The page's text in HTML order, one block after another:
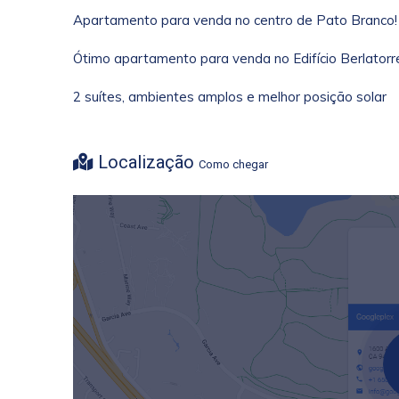
Apartamento para venda no centro de Pato
Ótimo apartamento para venda no Edifício
2 suítes, ambientes amplos e melhor posição solar
LocalizaçãoComo chegar